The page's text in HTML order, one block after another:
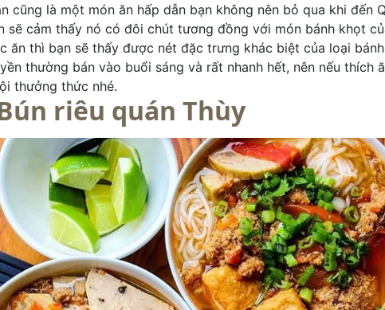
cũng là một món ăn hấp dẫn bạn không nên bỏ qua khi đến
sẽ cảm thấy nó có đôi chút tương đồng với món bánh khọt
ăn thì bạn sẽ thấy được nét đặc trưng khác biệt của loại
thường bán vào buổi sáng và rất nhanh hết, nên nếu thích
thưởng thức nhé.
riêu quán Thùy